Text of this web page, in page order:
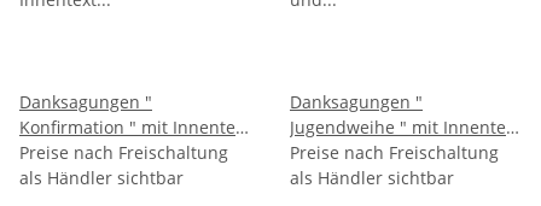
Danksagungen "
Konfirmation " mit Innentext
und Versandumschlag , im
5er Pack
Preise nach Freischaltung
als Händler sichtbar
Danksagungen "
Jugendweihe " mit Innentext
und Versandumschlag , im
5er Pack
Preise nach Freischaltung
als Händler sichtbar